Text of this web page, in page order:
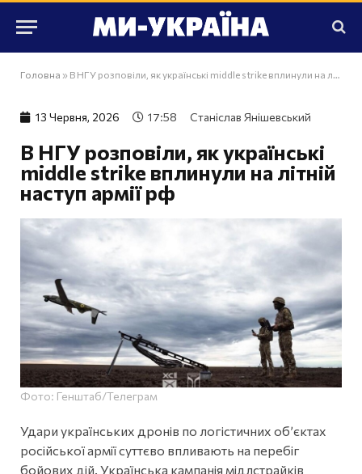
Головна » В НГУ розповіли, як українські middle strike вплинули на літній наступ армії рф
13 Червня, 2026 17:58 Станіслав Янішевський
В НГУ розповіли, як українські
middle strike вплинули на літній
наступ армії рф
Фото: Генштаб/Телеграм
Удари українських дронів по логістичних об’єктах
російської армії суттєво впливають на перебіг
бойових дій. Українська кампанія мідлстрайків